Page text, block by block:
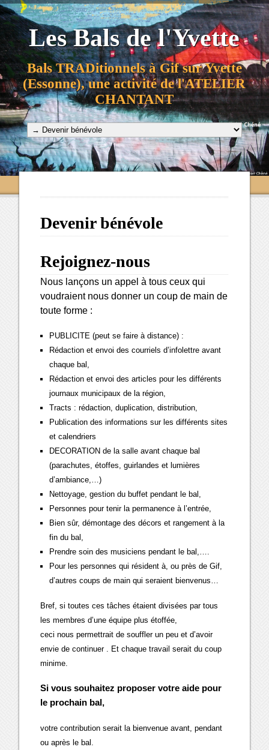
Les Bals de l'Yvette
Bals TRADitionnels à Gif sur Yvette
(Essonne), une activité de l'ATELIER
CHANTANT
Devenir bénévole
Rejoignez-nous
Nous lançons un appel à tous ceux qui
voudraient nous donner un coup de main de
toute forme :
PUBLICITE (peut se faire à distance) :
Rédaction et envoi des courriels d’infolettre avant
chaque bal,
Rédaction et envoi des articles pour les différents
journaux municipaux de la région,
Tracts : rédaction, duplication, distribution,
Publication des informations sur les différents sites
et calendriers
DECORATION de la salle avant chaque bal
(parachutes, étoffes, guirlandes et lumières
d’ambiance,…)
Nettoyage, gestion du buffet pendant le bal,
Personnes pour tenir la permanence à l’entrée,
Bien sûr, démontage des décors et rangement à la
fin du bal,
Prendre soin des musiciens pendant le bal,….
Pour les personnes qui résident à, ou près de Gif,
d’autres coups de main qui seraient bienvenus…
Bref, si toutes ces tâches étaient divisées par tous
les membres d’une équipe plus étoffée,
ceci nous permettrait de souffler un peu et d’avoir
envie de continuer . Et chaque travail serait du coup
minime.
Si vous souhaitez proposer votre aide pour
le prochain bal,
votre contribution serait la bienvenue avant, pendant
ou après le bal.